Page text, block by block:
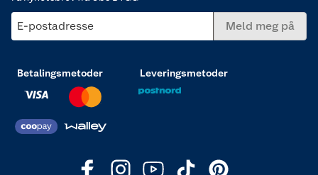
E-postadresse Meld meg på
Betalingsmetoder Leveringsmetoder